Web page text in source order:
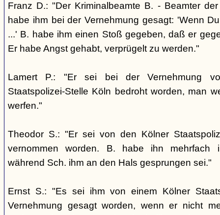
Franz D.: "Der Kriminalbeamte B. - Beamter
habe ihm bei der Vernehmung gesagt: 'Wenn
...' B. habe ihm einen Stoß gegeben, daß er
Er habe Angst gehabt, verprügelt zu werden."
Lamert P.: "Er sei bei der Vernehmung
Staatspolizei-Stelle Köln bedroht worden, man
werfen."
Theodor S.: "Er sei von den Kölner
vernommen worden. B. habe ihn mehrfach
während Sch. ihm an den Hals gesprungen sei."
Ernst S.: "Es sei ihm von einem Kölner
Vernehmung gesagt worden, wenn er nicht